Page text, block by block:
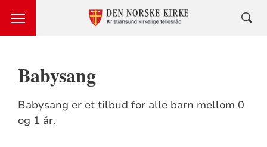
Babysang
Babysang er et tilbud for alle barn mellom 0
og 1 år.